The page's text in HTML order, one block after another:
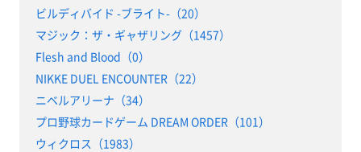
ビルディバイド -ブライト-（20）
マジック：ザ・ギャザリング（1457）
Flesh and Blood（0）
NIKKE DUEL ENCOUNTER（22）
ニベルアリーナ（34）
プロ野球カードゲーム DREAM ORDER（101）
ウィクロス（1983）